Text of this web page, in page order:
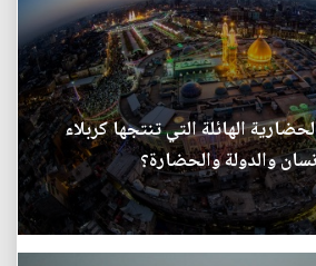
الهائلة التي تنتجها كربلاء
والدولة والحضارة؟